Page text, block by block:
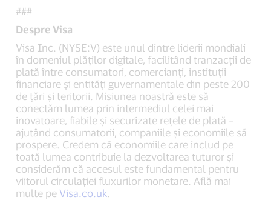
###
Despre Visa
Visa Inc. (NYSE:V) este unul dintre liderii mondiali
în domeniul plăților digitale, facilitând tranzacții de
plată între consumatori, comercianți, instituții
financiare și entități guvernamentale din peste 200
de țări și teritorii. Misiunea noastră este să
conectăm lumea prin intermediul celei mai
inovatoare, fiabile și securizate rețele de plată –
ajutând consumatorii, companiile și economiile să
prospere. Credem că economiile care includ pe
toată lumea contribuie la dezvoltarea tuturor și
considerăm că accesul este fundamental pentru
viitorul circulației fluxurilor monetare. Află mai
multe peVisa.co.uk.